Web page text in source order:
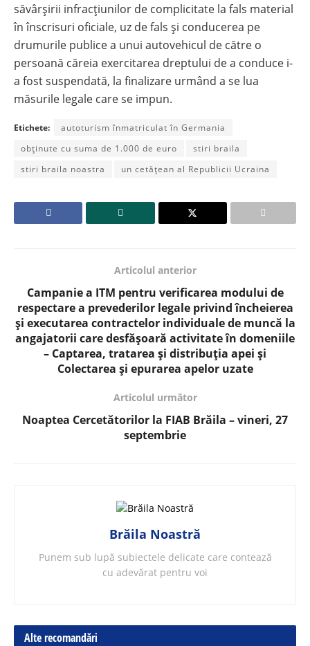
săvârșirii infracțiunilor de complicitate la fals material
în înscrisuri oficiale, uz de fals și conducerea pe
drumurile publice a unui autovehicul de către o
persoană căreia exercitarea dreptului de a conduce i-
a fost suspendată, la finalizare urmând a se lua
măsurile legale care se impun.
Etichete:
autoturism înmatriculat în Germania
obținute cu suma de 1.000 de euro
stiri braila
stiri braila noastra
un cetățean al Republicii Ucraina
Articolul anterior
Campanie a ITM pentru verificarea modului de
respectare a prevederilor legale privind încheierea
și executarea contractelor individuale de muncă la
angajatorii care desfășoară activitate în domeniile
– Captarea, tratarea și distribuția apei și
Colectarea și epurarea apelor uzate
Articolul următor
Noaptea Cercetătorilor la FIAB Brăila – vineri, 27
septembrie
Brăila Noastră
Punem sub lupă subiectele delicate care contează
cu adevărat pentru voi
Alte recomandări